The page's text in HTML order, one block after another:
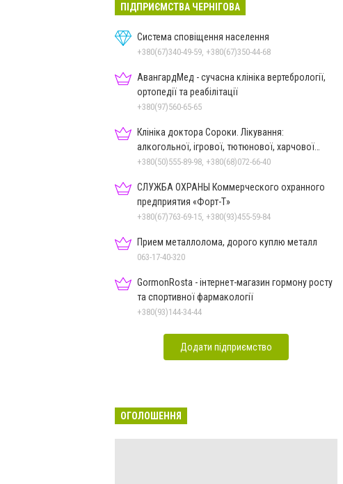
ПІДПРИЄМСТВА ЧЕРНІГОВА
Система сповіщення населення
+380(67)340-49-59, +380(67)350-44-68
АвангардМед - сучасна клініка вертебрології,
ортопедії та реабілітації
+380(97)560-65-65
Клініка доктора Сороки. Лікування:
алкогольної, ігрової, тютюнової, харчової
залежностей, неврозів т
+380(50)555-89-98, +380(68)072-66-40
СЛУЖБА ОХРАНЫ Коммерческого охранного
предприятия «Форт-Т»
+380(67)763-69-15, +380(93)455-59-84
Прием металлолома, дорого куплю металл
063-17-40-320
GormonRosta - інтернет-магазин гормону росту
та спортивної фармакології
+380(93)144-34-44
Додати підприємство
ОГОЛОШЕННЯ